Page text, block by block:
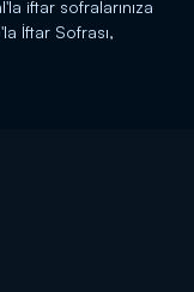
iftar sofralarınıza
İftar Sofrası,